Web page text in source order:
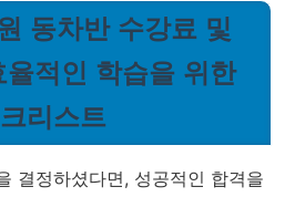
동차반 수강료 및
율적인 학습을 위한
리스트
결정하셨다면, 성공적인 합격을